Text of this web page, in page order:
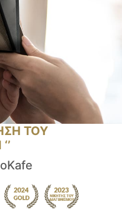
ΤΟΥ